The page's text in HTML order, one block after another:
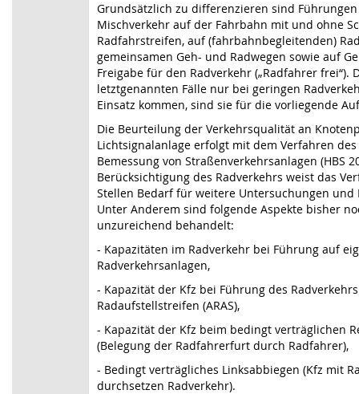
Grundsätzlich zu differenzieren sind
Mischverkehr auf der Fahrbahn mit und ohne
Radfahrstreifen, auf (fahrbahnbegleitenden)
gemeinsamen Geh- und Radwegen sowie auf
Freigabe für den Radverkehr („Radfahrer frei“).
letztgenannten Fälle nur bei geringen
Einsatz kommen, sind sie für die vorliegende
Die Beurteilung der Verkehrsqualität an
Lichtsignalanlage erfolgt mit dem Verfahren
Bemessung von Straßenverkehrsanlagen (HBS
Berücksichtigung des Radverkehrs weist das
Stellen Bedarf für weitere Untersuchungen und
Unter Anderem sind folgende Aspekte bisher
unzureichend behandelt:
- Kapazitäten im Radverkehr bei Führung auf
Radverkehrsanlagen,
- Kapazität der Kfz bei Führung des
Radaufstellstreifen (ARAS),
- Kapazität der Kfz beim bedingt verträglichen
(Belegung der Radfahrerfurt durch Radfahrer),
- Bedingt verträgliches Linksabbiegen (Kfz mit
durchsetzen Radverkehr).